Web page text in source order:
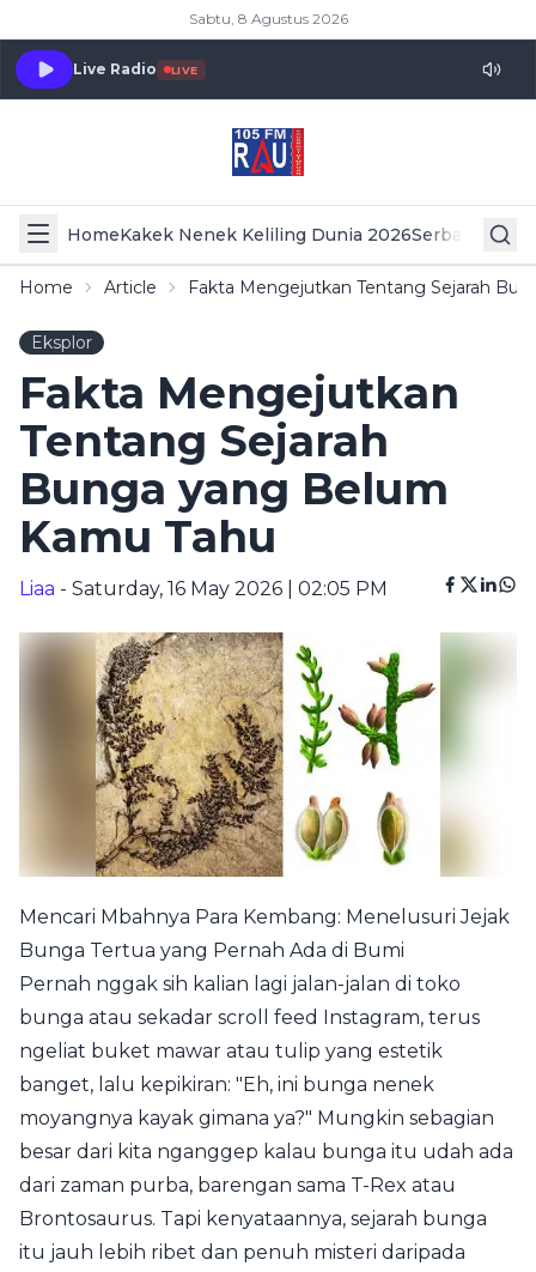
Sabtu, 8 Agustus 2026
Live Radio LIVE
HomeKakek Nenek Keliling Dunia 2026Serba Serbi
Home Article Fakta Mengejutkan Tentang Sejarah
Eksplor
Fakta Mengejutkan
Tentang Sejarah
Bunga yang Belum
Kamu Tahu
Liaa - Saturday, 16 May 2026 | 02:05 PM
Mencari Mbahnya Para Kembang: Menelusuri Jejak
Bunga Tertua yang Pernah Ada di Bumi
Pernah nggak sih kalian lagi jalan-jalan di toko
bunga atau sekadar scroll feed Instagram, terus
ngeliat buket mawar atau tulip yang estetik
banget, lalu kepikiran: "Eh, ini bunga nenek
moyangnya kayak gimana ya?" Mungkin sebagian
besar dari kita nganggep kalau bunga itu udah ada
dari zaman purba, barengan sama T-Rex atau
Brontosaurus. Tapi kenyataannya, sejarah bunga
itu jauh lebih ribet dan penuh misteri daripada